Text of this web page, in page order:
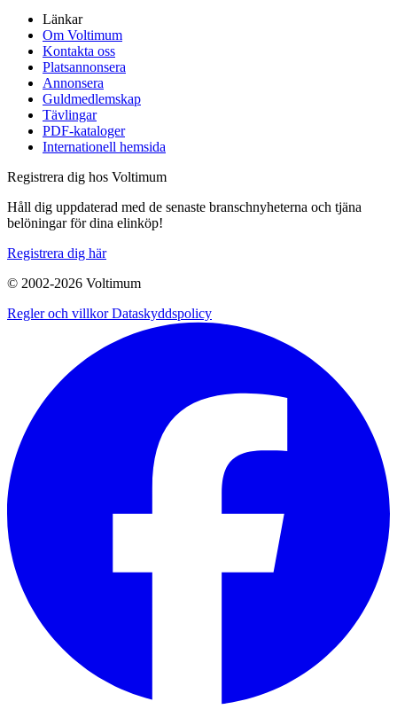
Länkar
Om Voltimum
Kontakta oss
Platsannonsera
Annonsera
Guldmedlemskap
Tävlingar
PDF-kataloger
Internationell hemsida
Registrera dig hos Voltimum
Håll dig uppdaterad med de senaste branschnyheterna och tjäna
belöningar för dina elinköp!
Registrera dig här
© 2002-2026 Voltimum
Regler och villkorDataskyddspolicy